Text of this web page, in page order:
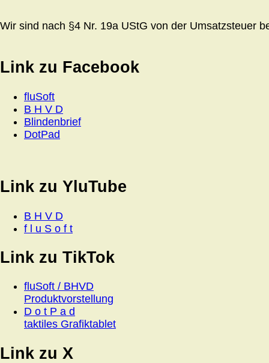
Wir sind nach §4 Nr. 19a UStG von der Umsatzsteuer
Link zu Facebook
fluSoft
B H V D
Blindenbrief
DotPad
Link zu YluTube
B H V D
f l u S o f t
Link zu TikTok
fluSoft / BHVD
Produktvorstellung
D o t P a d
taktiles Grafiktablet
Link zu X